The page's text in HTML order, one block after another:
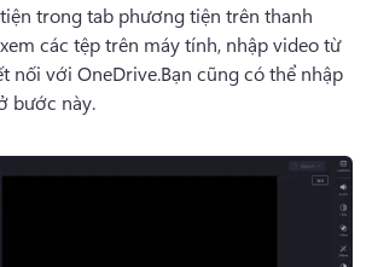
trong tab phương tiện trên thanh
các tệp trên máy tính, nhập video từ
nối với OneDrive.Bạn cũng có thể nhập
bước này.